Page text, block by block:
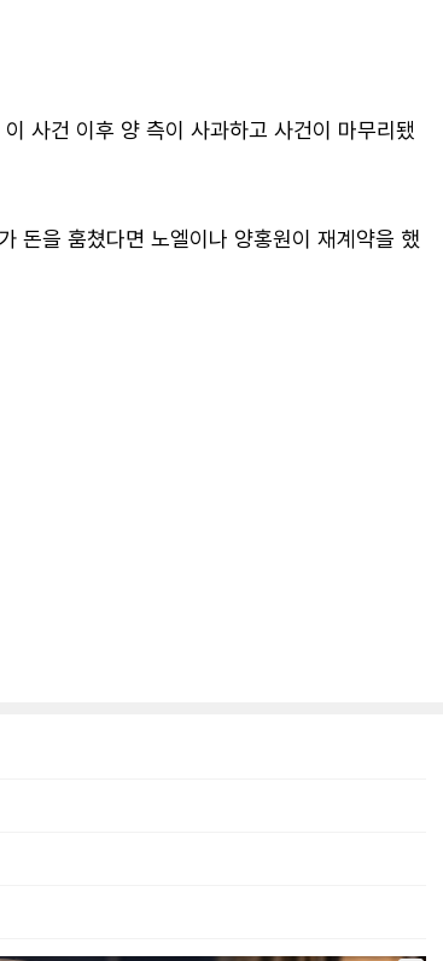
사건 이후 양 측이 사과하고 사건이 마무리됐
돈을 훔쳤다면 노엘이나 양홍원이 재계약을 했